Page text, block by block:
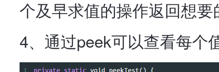
个及早求值的操作返回想要
4、通过peek可以查看每个